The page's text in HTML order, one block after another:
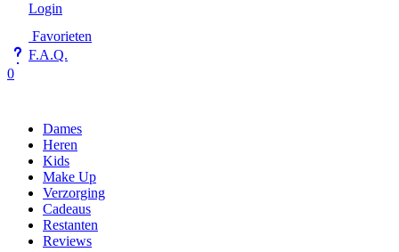
Login
Favorieten
F.A.Q.
0
Dames
Heren
Kids
Make Up
Verzorging
Cadeaus
Restanten
Reviews